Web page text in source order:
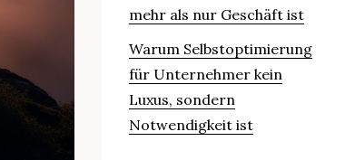
mehr als nur Geschäft ist
Warum Selbstoptimierung
für Unternehmer kein
Luxus, sondern
Notwendigkeit ist